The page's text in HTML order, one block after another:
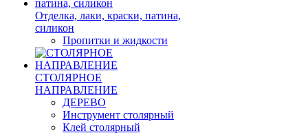
Отделка, лаки, краски, патина,
силикон
Пропитки и жидкости
СТОЛЯРНОЕ
НАПРАВЛЕНИЕ
ДЕРЕВО
Инструмент столярный
Клей столярный